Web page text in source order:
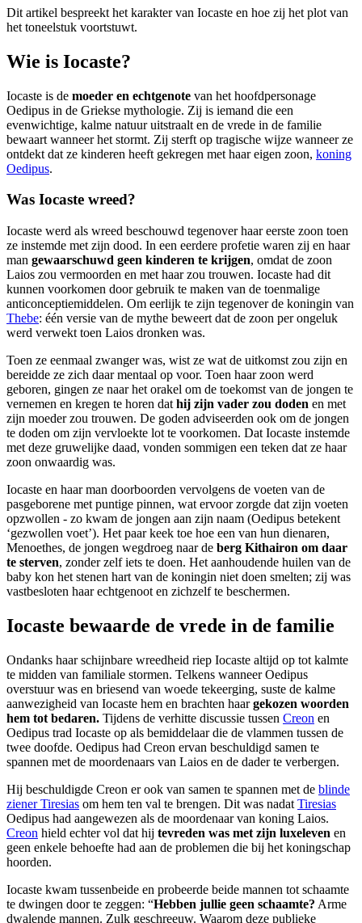
Dit artikel bespreekt het karakter van Iocaste en hoe zij het plot van
het toneelstuk voortstuwt.
Wie is Iocaste?
Iocaste is de moeder en echtgenote van het hoofdpersonage
Oedipus in de Griekse mythologie. Zij is iemand die een
evenwichtige, kalme natuur uitstraalt en de vrede in de familie
bewaart wanneer het stormt. Zij sterft op tragische wijze wanneer ze
ontdekt dat ze kinderen heeft gekregen met haar eigen zoon, koning
Oedipus.
Was Iocaste wreed?
Iocaste werd als wreed beschouwd tegenover haar eerste zoon toen
ze instemde met zijn dood. In een eerdere profetie waren zij en haar
man gewaarschuwd geen kinderen te krijgen, omdat de zoon
Laios zou vermoorden en met haar zou trouwen. Iocaste had dit
kunnen voorkomen door gebruik te maken van de toenmalige
anticonceptiemiddelen. Om eerlijk te zijn tegenover de koningin van
Thebe: één versie van de mythe beweert dat de zoon per ongeluk
werd verwekt toen Laios dronken was.
Toen ze eenmaal zwanger was, wist ze wat de uitkomst zou zijn en
bereidde ze zich daar mentaal op voor. Toen haar zoon werd
geboren, gingen ze naar het orakel om de toekomst van de jongen te
vernemen en kregen te horen dat hij zijn vader zou doden en met
zijn moeder zou trouwen. De goden adviseerden ook om de jongen
te doden om zijn vervloekte lot te voorkomen. Dat Iocaste instemde
met deze gruwelijke daad, vonden sommigen een teken dat ze haar
zoon onwaardig was.
Iocaste en haar man doorboorden vervolgens de voeten van de
pasgeborene met puntige pinnen, wat ervoor zorgde dat zijn voeten
opzwollen - zo kwam de jongen aan zijn naam (Oedipus betekent
‘gezwollen voet’). Het paar keek toe hoe een van hun dienaren,
Menoethes, de jongen wegdroeg naar de berg Kithairon om daar
te sterven, zonder zelf iets te doen. Het aanhoudende huilen van de
baby kon het stenen hart van de koningin niet doen smelten; zij was
vastbesloten haar echtgenoot en zichzelf te beschermen.
Iocaste bewaarde de vrede in de familie
Ondanks haar schijnbare wreedheid riep Iocaste altijd op tot kalmte
te midden van familiale stormen. Telkens wanneer Oedipus
overstuur was en briesend van woede tekeerging, suste de kalme
aanwezigheid van Iocaste hem en brachten haargekozen woorden
hem tot bedaren. Tijdens de verhitte discussie tussen Creon en
Oedipus trad Iocaste op als bemiddelaar die de vlammen tussen de
twee doofde. Oedipus had Creon ervan beschuldigd samen te
spannen met de moordenaars van Laios en de dader te verbergen.
Hij beschuldigde Creon er ook van samen te spannen met de blinde
ziener Tiresias om hem ten val te brengen. Dit was nadat Tiresias
Oedipus had aangewezen als de moordenaar van koning Laios.
Creon hield echter vol dat hij tevreden was met zijn luxeleven en
geen enkele behoefte had aan de problemen die bij het koningschap
hoorden.
Iocaste kwam tussenbeide en probeerde beide mannen tot schaamte
te dwingen door te zeggen: “Hebben jullie geen schaamte? Arme
dwalende mannen. Zulk geschreeuw. Waarom deze publieke